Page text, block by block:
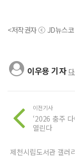
<저작권자 ⓒ JD뉴스
이우용 기자
이전기사
‘2026 충주
열린다
제천시립도서관 갤러